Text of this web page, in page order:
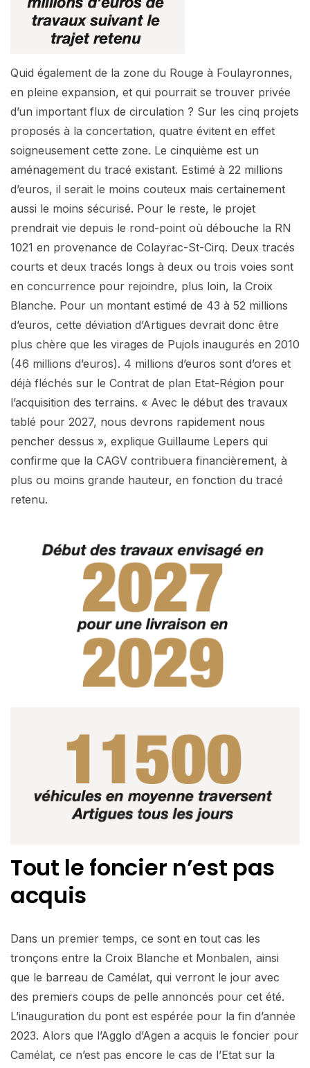
Quid également de la zone du Rouge à Foulayronnes,
en pleine expansion, et qui pourrait se trouver privée
d’un important flux de circulation ? Sur les cinq projets
proposés à la concertation, quatre évitent en effet
soigneusement cette zone. Le cinquième est un
aménagement du tracé existant. Estimé à 22 millions
d’euros, il serait le moins couteux mais certainement
aussi le moins sécurisé. Pour le reste, le projet
prendrait vie depuis le rond-point où débouche la RN
1021 en provenance de Colayrac-St-Cirq. Deux tracés
courts et deux tracés longs à deux ou trois voies sont
en concurrence pour rejoindre, plus loin, la Croix
Blanche. Pour un montant estimé de 43 à 52 millions
d’euros, cette déviation d’Artigues devrait donc être
plus chère que les virages de Pujols inaugurés en 2010
(46 millions d’euros). 4 millions d’euros sont d’ores et
déjà fléchés sur le Contrat de plan Etat-Région pour
l’acquisition des terrains. « Avec le début des travaux
tablé pour 2027, nous devrons rapidement nous
pencher dessus », explique Guillaume Lepers qui
confirme que la CAGV contribuera financièrement, à
plus ou moins grande hauteur, en fonction du tracé
retenu.
Tout le foncier n’est pas
acquis
Dans un premier temps, ce sont en tout cas les
tronçons entre la Croix Blanche et Monbalen, ainsi
que le barreau de Camélat, qui verront le jour avec
des premiers coups de pelle annoncés pour cet été.
L’inauguration du pont est espérée pour la fin d’année
2023. Alors que l’Agglo d’Agen a acquis le foncier pour
Camélat, ce n’est pas encore le cas de l’Etat sur la